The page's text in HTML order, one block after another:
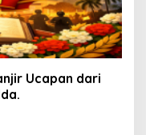
Ucapan dari